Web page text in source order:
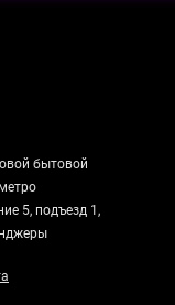
бытовой
5, подъезд 1,